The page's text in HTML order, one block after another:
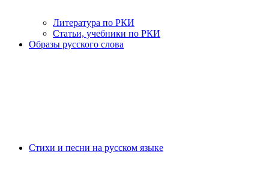
Литература по РКИ
Статьи, учебники по РКИ
Образы русского слова
Стихи и песни на русском языке